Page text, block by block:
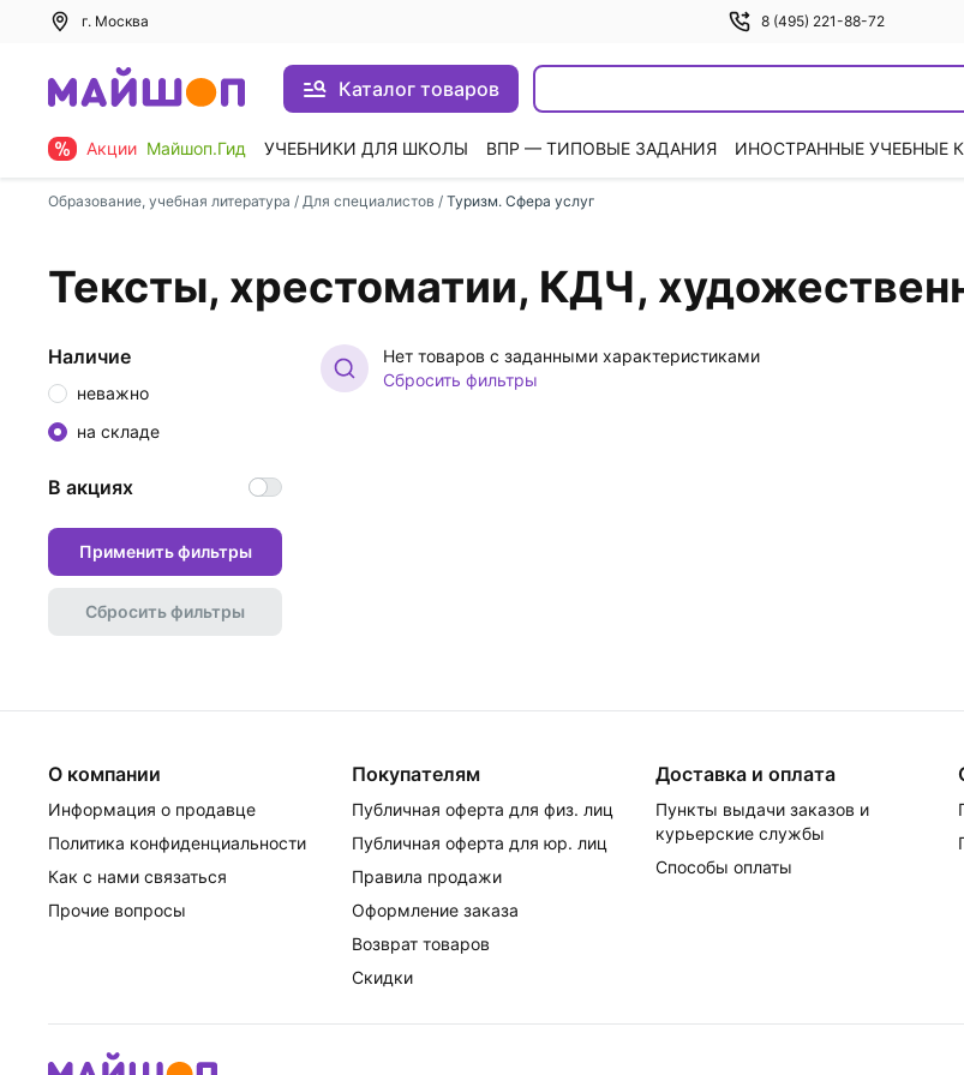
г. Москва 8 (495) 221-88-72
Каталог товаров
Акции Майшоп.Гид УЧЕБНИКИ ДЛЯ ШКОЛЫ ВПР — ТИПОВЫЕ ЗАДАНИЯ ИНОСТРАННЫЕ УЧЕБНЫЕ
Образование, учебная литература / Для специалистов / Туризм. Сфера услуг
Тексты, хрестоматии, КДЧ,
Нет товаров с заданными характеристиками
Сбросить фильтры
Наличие
неважно
на складе
В акциях
Применить фильтры
Сбросить фильтры
О компании
Информация о продавце
Политика конфиденциальности
Как с нами связаться
Прочие вопросы
Покупателям
Публичная оферта для физ. лиц
Публичная оферта для юр. лиц
Правила продажи
Оформление заказа
Возврат товаров
Скидки
Доставка и оплата
Пункты выдачи заказов и
курьерские службы
Способы оплаты